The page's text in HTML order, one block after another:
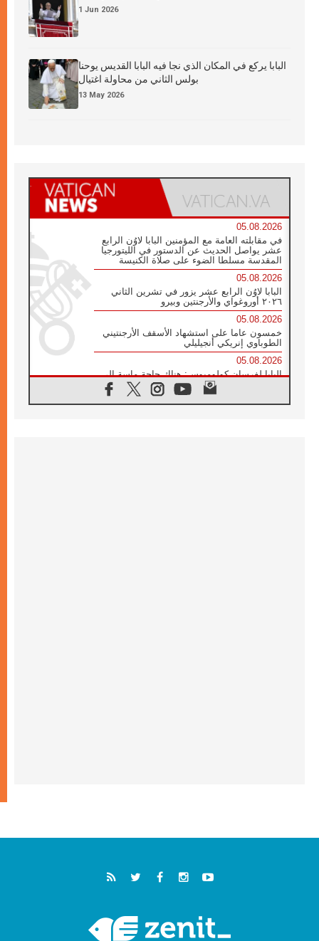
1 Jun 2026
البابا يركع في المكان الذي نجا فيه البابا القديس يوحنا
بولس الثاني من محاولة اغتيال
13 May 2026
05.08.2026
في مقابلته العامة مع المؤمنين البابا لاوُن الرابع
عشر يواصل الحديث عن الدستور في الليتورجيا
المقدسة مسلطا الضوء على صلاة الكنيسة
05.08.2026
البابا لاوُن الرابع عشر يزور في تشرين الثاني
٢٠٢٦ أوروغواي والأرجنتين وبيرو
05.08.2026
خمسون عاما على استشهاد الأسقف الأرجنتيني
الطوباوي إنريكي أنجيليلي
05.08.2026
البابا لفرسان كولومبوس: هناك حاجة ماسة إلى
أنبياء تناغم يسعون إلى بناء الجسور
04.08.2026